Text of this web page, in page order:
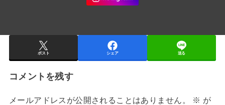
ポスト シェア 送る
コメントを残す
メールアドレスが公開されることはありません。 ※ が